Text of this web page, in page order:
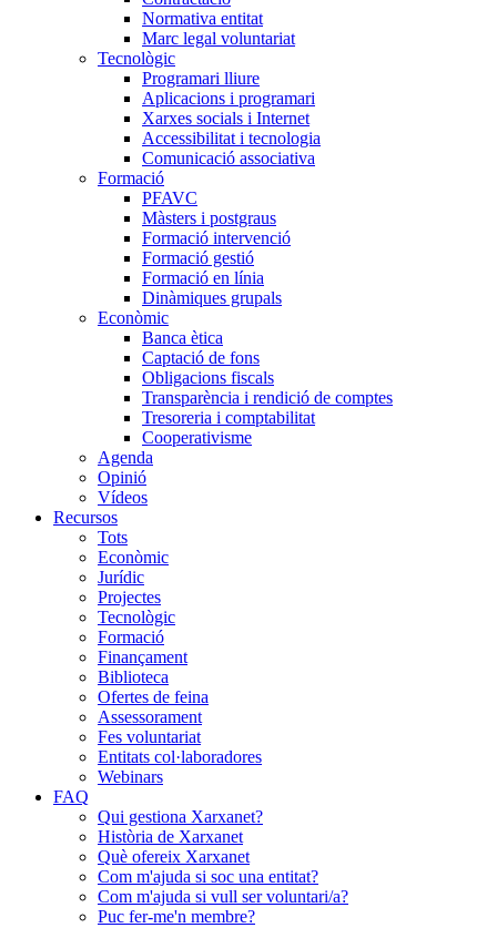
Normativa entitat
Marc legal voluntariat
Tecnològic
Programari lliure
Aplicacions i programari
Xarxes socials i Internet
Accessibilitat i tecnologia
Comunicació associativa
Formació
PFAVC
Màsters i postgraus
Formació intervenció
Formació gestió
Formació en línia
Dinàmiques grupals
Econòmic
Banca ètica
Captació de fons
Obligacions fiscals
Transparència i rendició de comptes
Tresoreria i comptabilitat
Cooperativisme
Agenda
Opinió
Vídeos
Recursos
Tots
Econòmic
Jurídic
Projectes
Tecnològic
Formació
Finançament
Biblioteca
Ofertes de feina
Assessorament
Fes voluntariat
Entitats col·laboradores
Webinars
FAQ
Qui gestiona Xarxanet?
Història de Xarxanet
Què ofereix Xarxanet
Com m'ajuda si soc una entitat?
Com m'ajuda si vull ser voluntari/a?
Puc fer-me'n membre?